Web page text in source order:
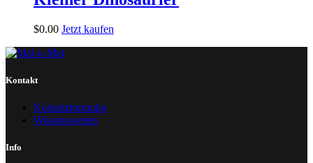
$0.00 Jetzt kaufen
Kontakt
Kontaktformular
Wissenswertes
Info